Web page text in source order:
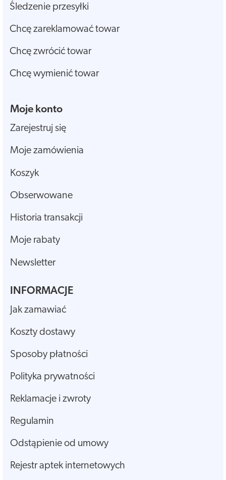
Śledzenie przesyłki
Chcę zareklamować towar
Chcę zwrócić towar
Chcę wymienić towar
Moje konto
Zarejestruj się
Moje zamówienia
Koszyk
Obserwowane
Historia transakcji
Moje rabaty
Newsletter
INFORMACJE
Jak zamawiać
Koszty dostawy
Sposoby płatności
Polityka prywatności
Reklamacje i zwroty
Regulamin
Odstąpienie od umowy
Rejestr aptek internetowych